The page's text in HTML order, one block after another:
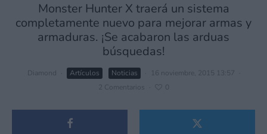
Monster Hunter X traerá un sistema
completamente nuevo para mejorar armas y
armaduras. ¡Se acabaron las arduas
búsquedas!
Diamond Artículos Noticias 16 noviembre, 2015 13:57
2 Comentarios
0